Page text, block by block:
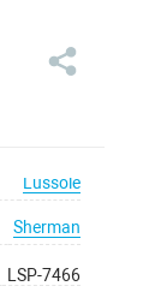
Lussole
Sherman
LSP-7466